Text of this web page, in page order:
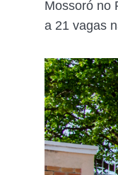
Mossoró no
a 21 vagas